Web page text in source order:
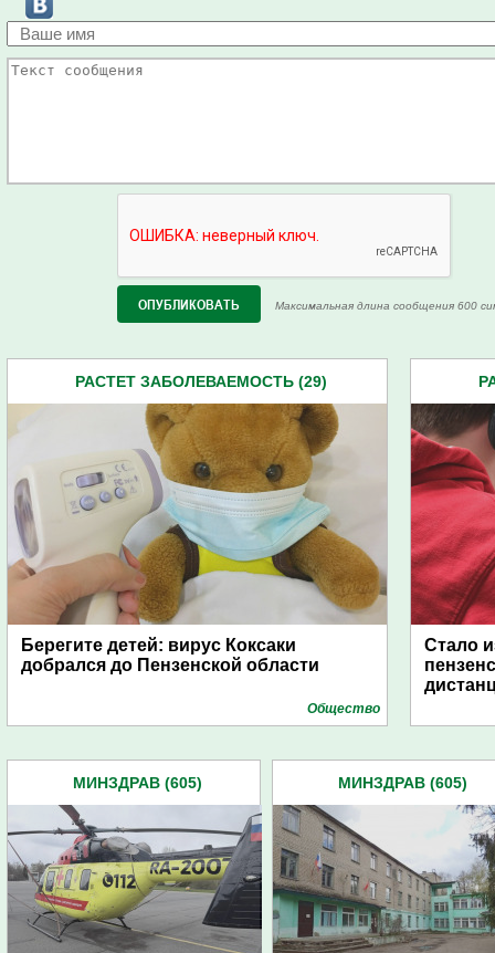
Максимальная длина сообщения 600
РАСТЕТ ЗАБОЛЕВАЕМОСТЬ (29)
Берегите детей: вирус Коксаки
добрался до Пензенской области
Общество
Стало
МИНЗДРАВ (605) МИНЗДРАВ (605)